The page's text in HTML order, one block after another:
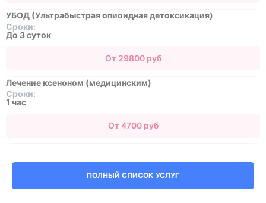
УБОД (Ультрабыстрая опиоидная детоксикация)
Сроки:
До 3 суток
От 29800 руб
Лечение ксеноном (медицинским)
Сроки:
1 час
От 4700 руб
ПОЛНЫЙ СПИСОК УСЛУГ